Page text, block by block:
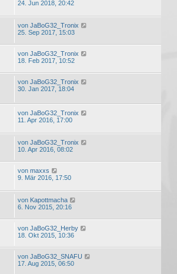
24. Jun 2018, 20:42
von JaBoG32_Tronix
25. Sep 2017, 15:03
von JaBoG32_Tronix
18. Feb 2017, 10:52
von JaBoG32_Tronix
30. Jan 2017, 18:04
von JaBoG32_Tronix
11. Apr 2016, 17:00
von JaBoG32_Tronix
10. Apr 2016, 08:02
von maxxs
9. Mär 2016, 17:50
von Kapottmacha
6. Nov 2015, 20:16
von JaBoG32_Herby
18. Okt 2015, 10:36
von JaBoG32_SNAFU
17. Aug 2015, 06:50